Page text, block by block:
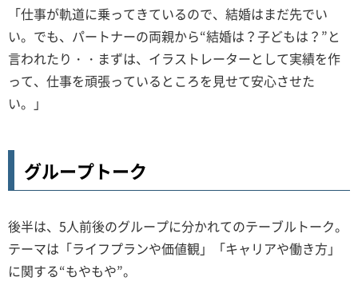
「仕事が軌道に乗ってきているので、結婚はまだ先でい
い。でも、パートナーの両親から“結婚は？子どもは？”と
言われたり・・まずは、イラストレーターとして実績を作
って、仕事を頑張っているところを見せて安心させた
い。」
グループトーク
後半は、5人前後のグループに分かれてのテーブルトーク。
テーマは「ライフプランや価値観」「キャリアや働き方」
に関する“もやもや”。